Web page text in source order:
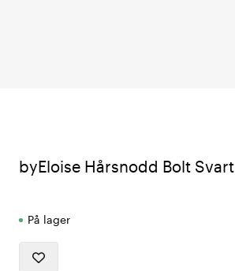
byEloise Hårsnodd Bolt Svart
På lager